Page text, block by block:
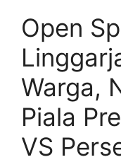
Open
Warga,
Piala
VS